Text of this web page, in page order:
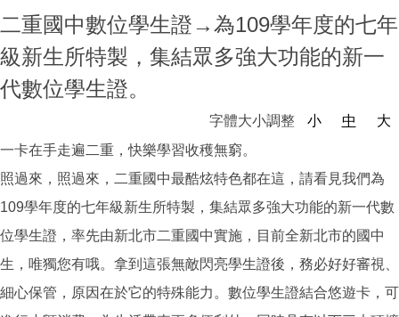
最新消息
會計資料
限制公告區
全國中小學題庫
學習扶助科技化評量系統
營養午餐資訊
二重國中數位學生證→為109學年度的七年
級新生所特製，集結眾多強大功能的新一
代數位學生證。
字體大小調整 小 中
大
一卡在手走遍二重，快樂學習收穫無窮。
照過來，照過來，二重國中最酷炫特色都在這，請看見我們為
109學年度的七年級新生所特製，集結眾多強大功能的新一代數
位學生證，率先由新北市二重國中實施，目前全新北市的國中
生，唯獨您有哦。拿到這張無敵閃亮學生證後，務必好好審視、
細心保管，原因在於它的特殊能力。數位學生證結合悠遊卡，可